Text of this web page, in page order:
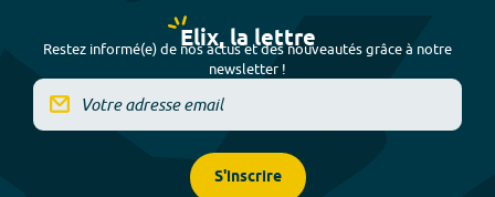
Elix, la lettre
Restez informé(e) de nos actus et des nouveautés grâce à notre
newsletter !
S'inscrire